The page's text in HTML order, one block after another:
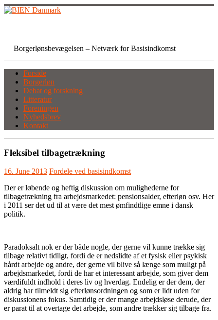
Skip
to
Borgerlønsbevægelsen – Netværk for Basisindkomst
Forside
Borgerløn
Debat og forskning
Litteratur
Foreningen
Nyhedsbrev
Kontakt
Fleksibel tilbagetrækning
16. June 2013 Fordele ved basisindkomst
Der er løbende og heftig diskussion om mulighederne for
tilbagetrækning fra arbejdsmarkedet: pensionsalder, efterløn osv. Her
i 2011 ser det ud til at være det mest ømfindtlige emne i dansk
politik.
Paradoksalt nok er der både nogle, der gerne vil kunne trække sig
tilbage relativt tidligt, fordi de er nedslidte af et fysisk eller psykisk
hårdt arbejde og andre, der gerne vil blive så længe som muligt på
arbejdsmarkedet, fordi de har et interessant arbejde, som giver dem
værdifuldt indhold i deres liv og hverdag. Endelig er der dem, der
aldrig har tilmeldt sig efterlønsordningen og som er lidt uden for
diskussionens fokus. Samtidig er der mange arbejdsløse derude, der
er parat til at overtage det arbejde, som andre trækker sig tilbage fra.